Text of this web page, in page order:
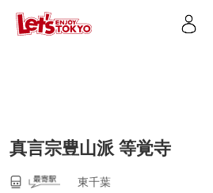
真言宗豊山派 等覚寺
東千葉